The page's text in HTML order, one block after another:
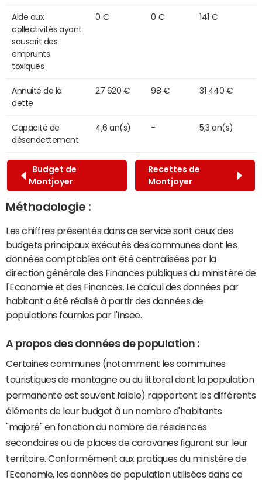
Aide aux
collectivités ayant
souscrit des
emprunts
toxiques
0 € 0 € 141 €
Annuité de la
dette
27 620 € 98 € 31 440 €
Capacité de
désendettement
4,6 an(s) - 5,3 an(s)
Budget de
Montjoyer
Recettes de
Montjoyer
Méthodologie :
Les chiffres présentés dans ce service sont ceux des
budgets principaux exécutés des communes dont les
données comptables ont été centralisées par la
direction générale des Finances publiques du ministère de
l'Economie et des Finances. Le calcul des données par
habitant a été réalisé à partir des données de
populations fournies par l'Insee.
A propos des données de population :
Certaines communes (notamment les communes
touristiques de montagne ou du littoral dont la population
permanente est souvent faible) rapportent les différents
éléments de leur budget à un nombre d'habitants
"majoré" en fonction du nombre de résidences
secondaires ou de places de caravanes figurant sur leur
territoire. Conformément aux pratiques du ministère de
l'Economie, les données de population utilisées dans ce